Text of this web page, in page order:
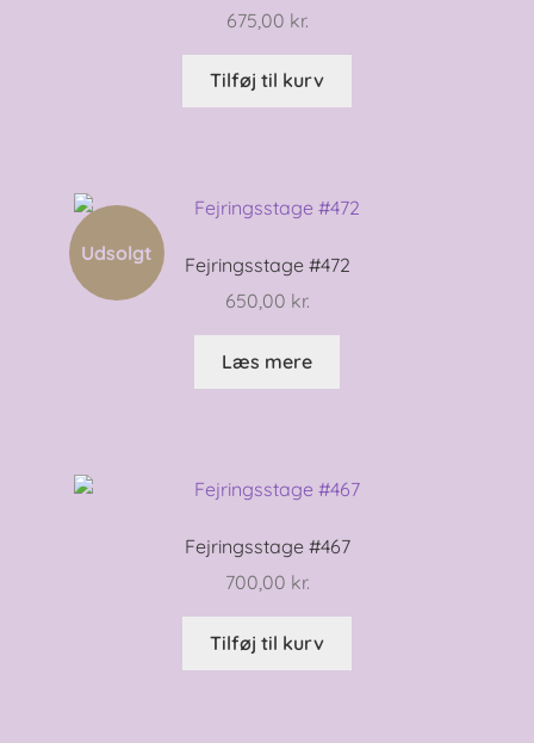
675,00 kr.
Tilføj til kurv
Fejringsstage #472
650,00 kr.
Læs mere
Udsolgt
Fejringsstage #467
700,00 kr.
Tilføj til kurv